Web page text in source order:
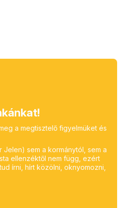
a megtisztelő figyelmüket és
Jelen) sem a kormánytól, sem a
ellenzéktől nem függ, ezért
írni, hírt közölni, oknyomozni,